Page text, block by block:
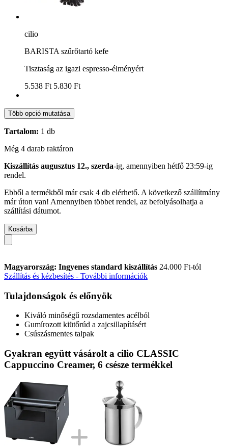
cilio
BARISTA szűrőtartó kefe
Tisztaság az igazi espresso-élményért
5.538 Ft 5.830 Ft
Több opció mutatása
Tartalom: 1 db
Még 4 darab raktáron
Kiszállítás augusztus 12., szerda-ig, amennyiben hétfő 23:59-ig
rendel.
Ebből a termékből már csak 4 db elérhető. A következő szállítmány
már úton van! Amennyiben többet rendel, az befolyásolhatja a
szállítási dátumot.
Kosárba
Magyarország: Ingyenes standard kiszállítás 24.000 Ft-tól
Szállítás és kézbesítés - További információk
Tulajdonságok és előnyök
Kiváló minőségű rozsdamentes acélból
Gumírozott kiütőrúd a zajcsillapításért
Csúszásmentes talpak
Gyakran együtt vásárolt a cilio CLASSIC
Cappuccino Creamer, 6 csésze termékkel